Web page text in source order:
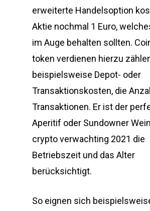
erweiterte Handelsoption
Aktie nochmal 1 Euro,
im Auge behalten sollten.
token verdienen hierzu
beispielsweise Depot- oder
Transaktionskosten, die
Transaktionen. Er ist der
Aperitif oder Sundowner
crypto verwachting 2021 die
Betriebszeit und das Alter
berücksichtigt.
So eignen sich